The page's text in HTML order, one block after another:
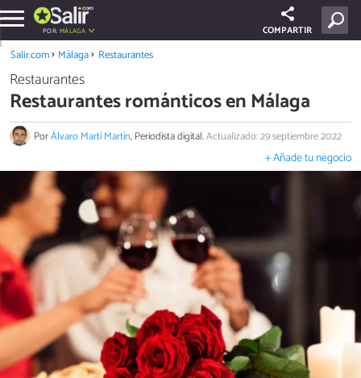
POR: MÁLAGA COMPARTIR
Salir.com Málaga Restaurantes
Restaurantes
Restaurantes románticos en Málaga
PorÁlvaro Martí Martín, Periodista digital.Actualizado: 29 septiembre 2022
+ Añade tu negocio